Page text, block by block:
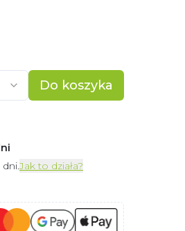
Do koszyka
dni.Jak to działa?